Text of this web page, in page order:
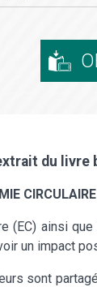
du livre
(EC) ainsi
un impact
sont